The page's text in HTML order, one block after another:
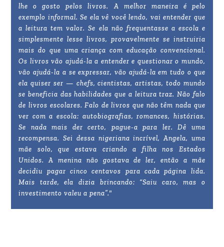
lhe o gosto pelos livros. A melhor maneira é pelo
exemplo informal. Se ela vê você lendo, vai entender que
a leitura tem valor. Se ela não frequentasse a escola e
simplesmente lesse livros, provavelmente se instruiria
mais do que uma criança com educação convencional.
Os livros vão ajudá-la a entender e questionar o mundo,
vão ajudá-la a se expressar, vão ajudá-la em tudo o que
ela quiser ser — chefs, cientistas, artistas, todo mundo
se beneficia das habilidades que a leitura traz. Não falo
de livros escolares. Falo de livros que não têm nada que
ver com a escola: autobiografias, romances, histórias.
Se nada mais der certo, pague-a para ler. Dê uma
recompensa. Sei dessa nigeriana incrível, Angela, uma
mãe solo, que estava criando a filha nos Estados
Unidos. A menina não gostava de ler, então a mãe
decidiu pagar cinco centavos para cada página lida.
Mais tarde, ela dizia brincando: “Saiu caro, mas o
investimento valeu a pena”."